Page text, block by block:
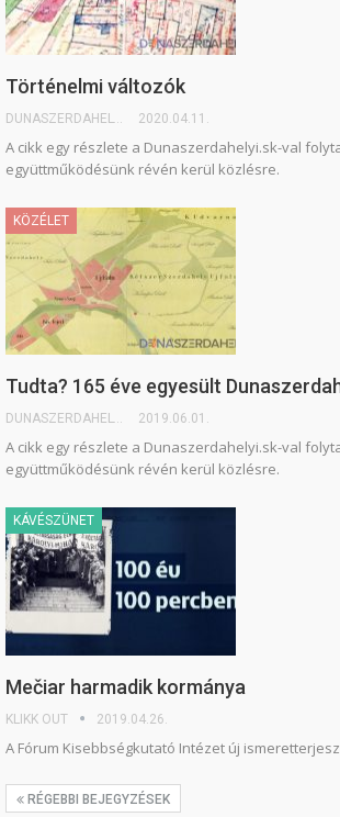
Történelmi változók
2020.04.11.
A cikk egy részlete a Dunaszerdahelyi.sk-val
együttműködésünk révén kerül közlésre.
KÖZÉLET
Tudta? 165 éve egyesült
DUNASZERDAHELYI.SK 2019.06.01.
A cikk egy részlete a Dunaszerdahelyi.sk-val
együttműködésünk révén kerül közlésre.
KÁVÉSZÜNET
Mečiar harmadik kormánya
KLIKK OUT 2019.04.26.
A Fórum Kisebbségkutató Intézet új
RÉGEBBI BEJEGYZÉSEK